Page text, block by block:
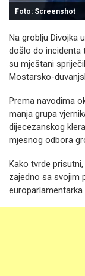
Foto: Screenshot
Na groblju Divojka
došlo do incidenta
su mještani
Mostarsko-
Prema navodima
manja grupa
dijecezanskog
mjesnog odbora
Kako tvrde
zajedno sa svojim